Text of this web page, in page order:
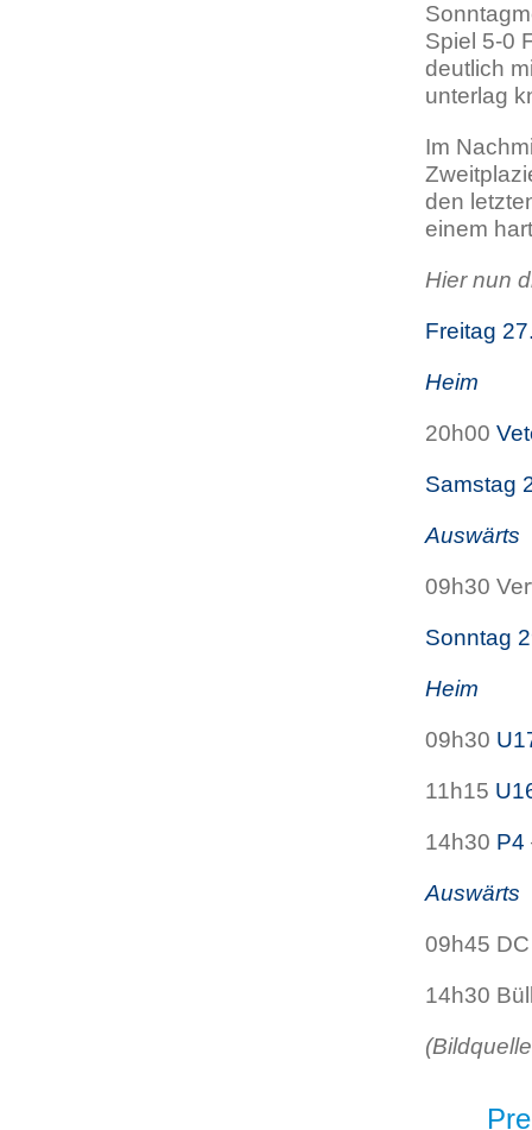
Spiel 5-0
deutlich
unterlag
Im
den
einem
Hier nun
Freitag
Heim
20h00
Samstag
Auswärts
09h30
Sonntag
Heim
09h30
11h15
14h30 P4
Auswärts
09h45
14h30